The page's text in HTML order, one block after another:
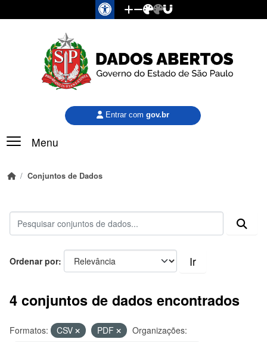
Pular para o conteúdo principal
Menu
Entrar com gov.br
Conjuntos de Dados
Ordenar por Ir
4 conjuntos de dados encontrados
Formatos: CSV PDF
Organizações: